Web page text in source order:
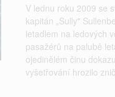
V lednu roku 2009 se
kapitán „Sully"
letadlem na ledových
pasažérů na palubě
ojedinělém činu
vyšetřování hrozilo